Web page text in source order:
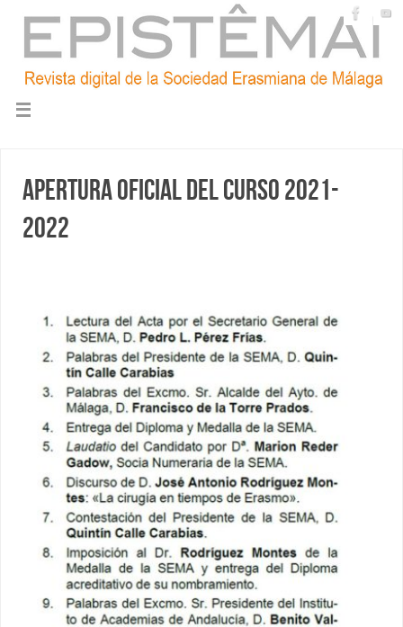
Apertura oficial del Curso 2021-
2022